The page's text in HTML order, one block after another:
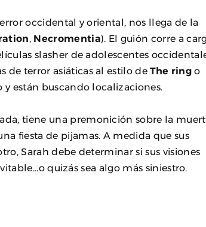
occidental y oriental, nos llega de la
Necromentia). El guión corre a
slasher de adolescentes
de terror asiáticas al estilo deThe ringo
están buscando localizaciones.
tiene una premonición sobre la
fiesta de pijamas. A medida que sus
Sarah debe determinar si sus visiones
quizás sea algo más siniestro.